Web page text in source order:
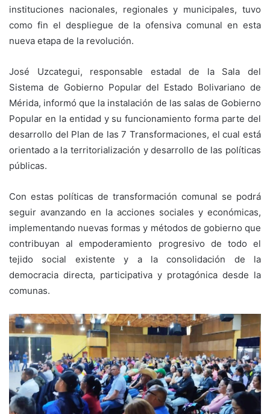
instituciones nacionales, regionales y municipales, tuvo
como fin el despliegue de la ofensiva comunal en esta
nueva etapa de la revolución.
José Uzcategui, responsable estadal de la Sala del
Sistema de Gobierno Popular del Estado Bolivariano de
Mérida, informó que la instalación de las salas de Gobierno
Popular en la entidad y su funcionamiento forma parte del
desarrollo del Plan de las 7 Transformaciones, el cual está
orientado a la territorialización y desarrollo de las políticas
públicas.
Con estas políticas de transformación comunal se podrá
seguir avanzando en la acciones sociales y económicas,
implementando nuevas formas y métodos de gobierno que
contribuyan al empoderamiento progresivo de todo el
tejido social existente y a la consolidación de la
democracia directa, participativa y protagónica desde la
comunas.